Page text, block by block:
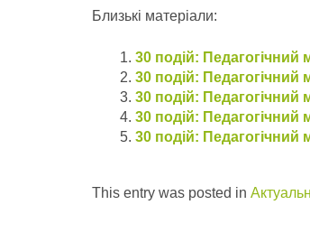
Близькі матеріали:
30 подій: Педагогічний
30 подій: Педагогічний
30 подій: Педагогічний
30 подій: Педагогічний
30 подій: Педагогічний
This entry was posted in